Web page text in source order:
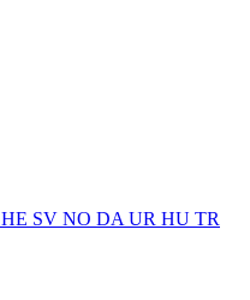
HE SV NO DA UR HU TR